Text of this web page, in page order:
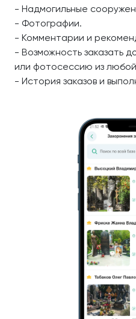
- Надмогильные
- Фотографии.
- Комментарии и
- Возможность заказать
или фотосессию из
- История заказов и